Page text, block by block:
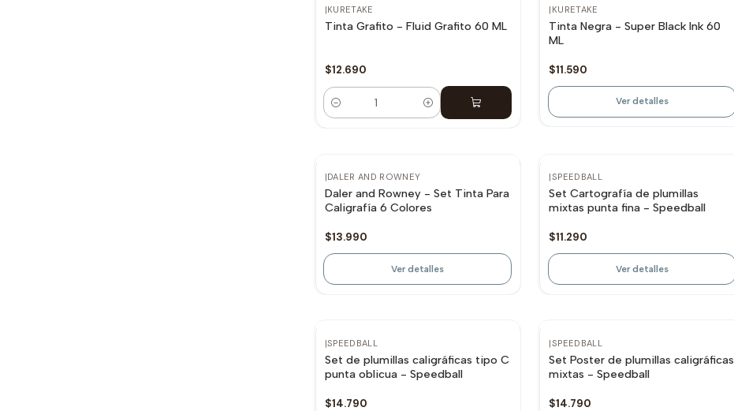
|KURETAKE
Tinta Grafito - Fluid Grafito 60 ML
$12.690
Cantidad
No disponible
| KURETAKE
Tinta Negra - Super Black Ink 60
ML
$11.590
Ver detalles
Agotado
|DALER AND ROWNEY
Daler and Rowney - Set Tinta Para
Caligrafía 6 Colores
$13.990
Ver detalles
Agotado
|SPEEDBALL
Set Cartografía de plumillas
mixtas punta fina - Speedball
$11.290
Ver detalles
Agotado
|SPEEDBALL
Set de plumillas caligráficas tipo C
punta oblicua - Speedball
$14.790
Agotado
|SPEEDBALL
Set Poster de plumillas caligráficas
mixtas - Speedball
$14.790